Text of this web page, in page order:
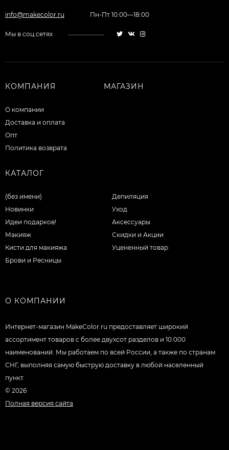
info@makecolor.ru Пн-Пт 10:00—18:00
Мы в соц.сетях
КОМПАНИЯ
О компании
Доставка и оплата
Опт
Политика возврата
МАГАЗИН
КАТАЛОГ
(без имени)
Новинки
Идеи подарков!
Макияж
Кисти для макияжа
Брови и Ресницы
Депиляция
Уход
Аксессуары
Скидки и Акции
Уцененный товар
О КОМПАНИИ
Интернет-магазин MakeColor.ru предоставляет широкий
ассортимент товаров c более двухсот разделов и 10.000
наименований. Мы работаем по всей России, а также по странам
СНГ, выполняя самую быструю доставку в любой населенный
пункт.
© 2026
Полная версия сайта